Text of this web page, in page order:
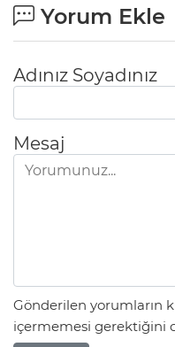
Yorum Ekle
Adınız Soyadınız
Mesaj
Gönderilen yorumların
içermemesi gerektiğini